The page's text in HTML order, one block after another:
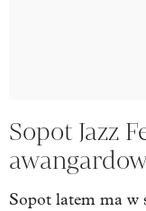
Sopot Jazz
Sopot latem ma w